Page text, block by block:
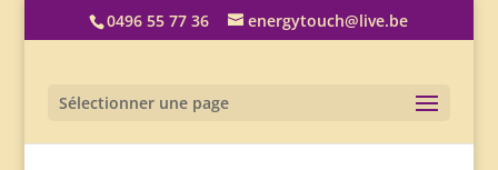
0496 55 77 36 energytouch@live.be
Sélectionner une page